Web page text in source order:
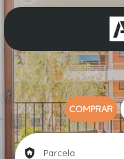
COMPRAR
Parcela